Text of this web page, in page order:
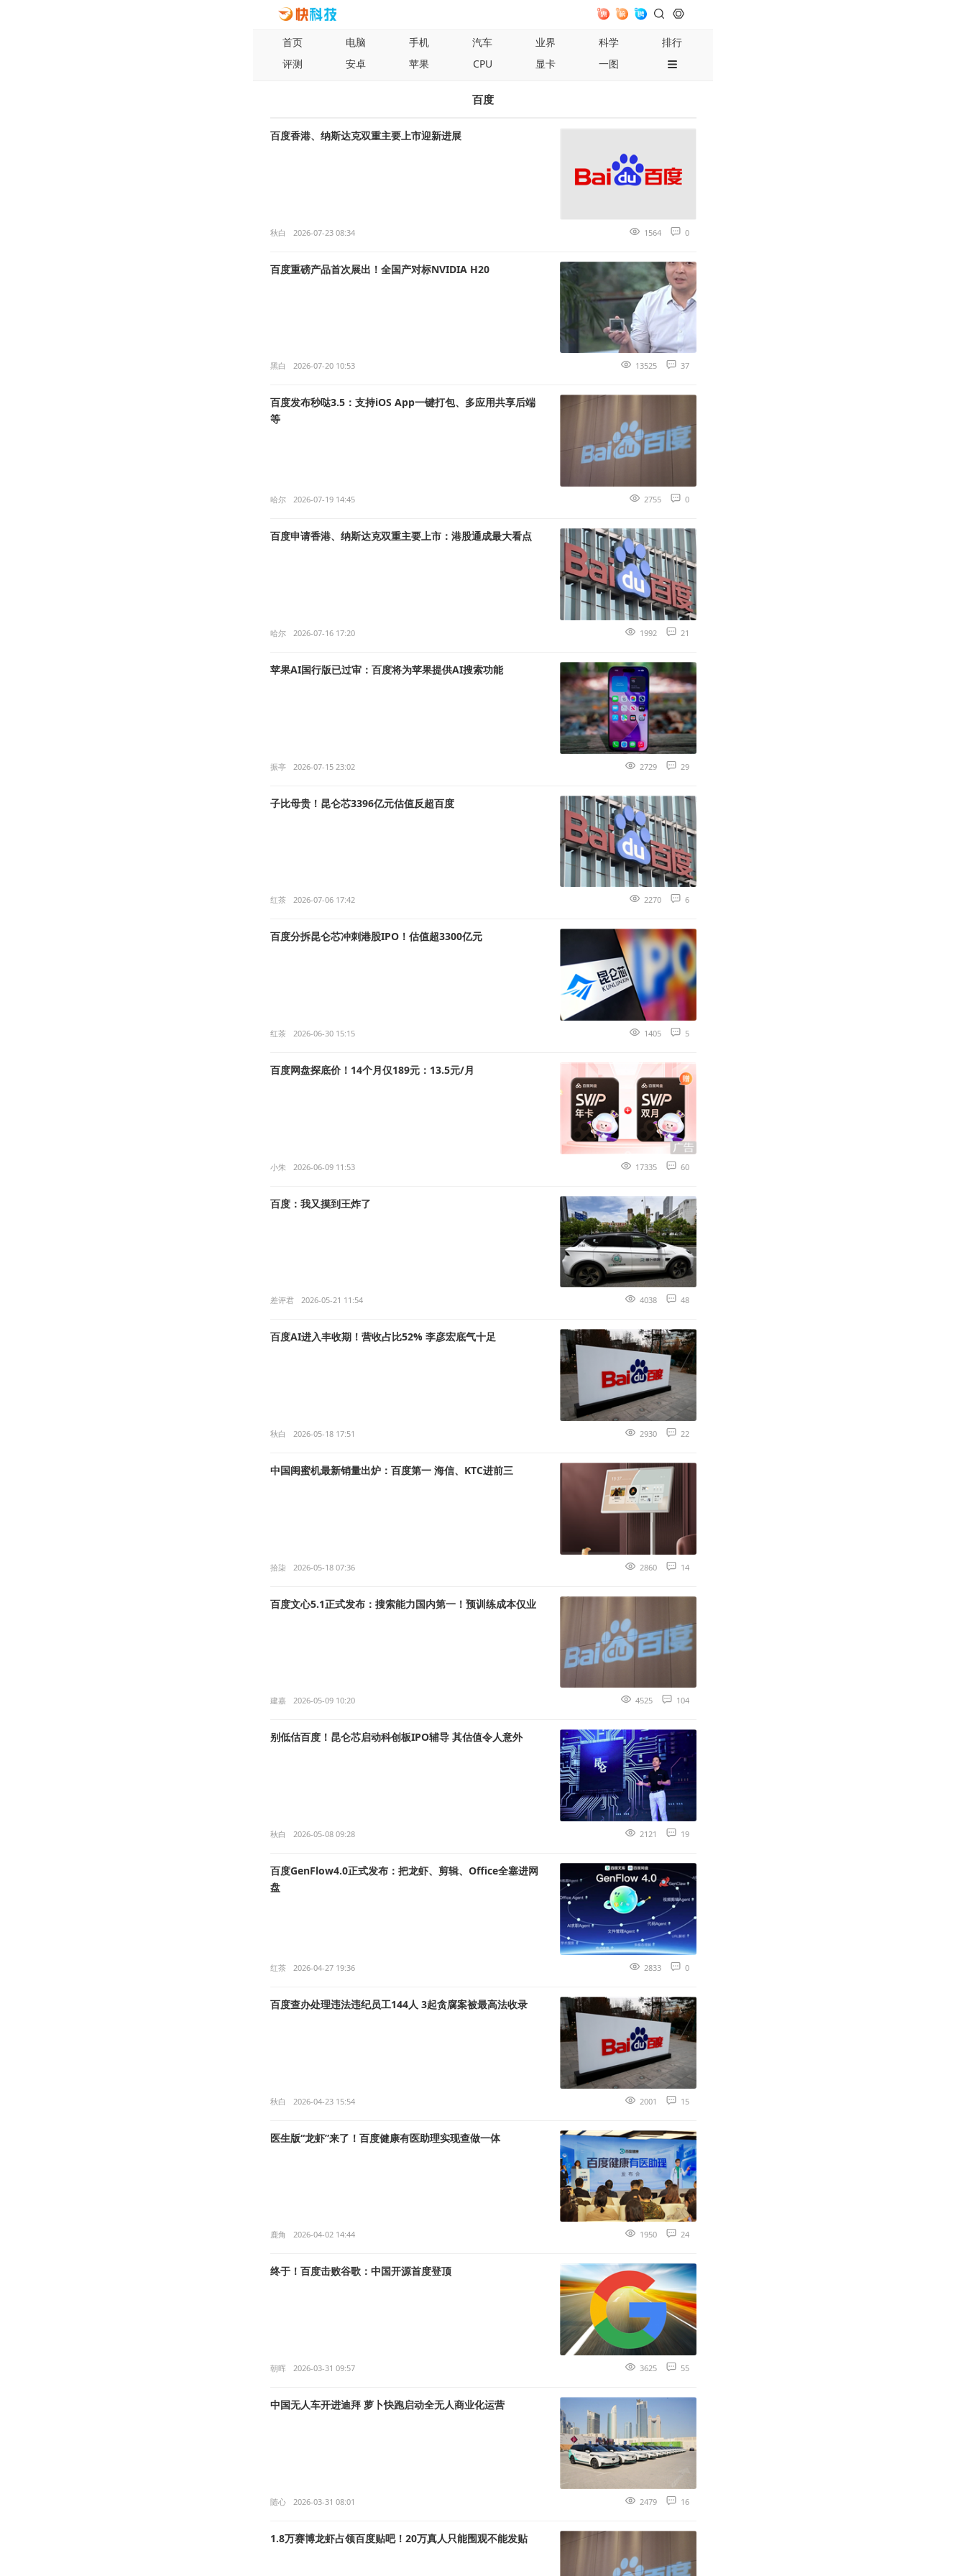
首页 电脑 手机 汽车 业界 科学
排行
评测
安卓 苹果 CPU 显卡 一图
百度
百度香港、纳斯达克双重主要上市迎新进展
秋白 2026-07-23 08:34 1564 0
百度重磅产品首次展出！全国产对标NVIDIA H20
黑白 2026-07-20 10:53 13525 37
百度发布秒哒3.5：支持iOS App一键打包、多应用共享后端
等
哈尔 2026-07-19 14:45 2755 0
百度申请香港、纳斯达克双重主要上市：港股通成最大看点
哈尔 2026-07-16 17:20 1992 21
苹果AI国行版已过审：百度将为苹果提供AI搜索功能
振亭 2026-07-15 23:02 2729 29
子比母贵！昆仑芯3396亿元估值反超百度
红茶 2026-07-06 17:42 2270 6
百度分拆昆仑芯冲刺港股IPO！估值超3300亿元
红茶 2026-06-30 15:15 1405 5
百度网盘探底价！14个月仅189元：13.5元/月
小朱 2026-06-09 11:53 17335 60
百度：我又摸到王炸了
差评君 2026-05-21 11:54 4038 48
百度AI进入丰收期！营收占比52% 李彦宏底气十足
秋白 2026-05-18 17:51 2930 22
中国闺蜜机最新销量出炉：百度第一 海信、KTC进前三
拾柒 2026-05-18 07:36 2860 14
百度文心5.1正式发布：搜索能力国内第一！预训练成本仅业
建嘉 2026-05-09 10:20 4525 104
别低估百度！昆仑芯启动科创板IPO辅导 其估值令人意外
秋白 2026-05-08 09:28 2121 19
百度GenFlow4.0正式发布：把龙虾、剪辑、Office全塞进网
盘
红茶 2026-04-27 19:36 2833 0
百度查办处理违法违纪员工144人 3起贪腐案被最高法收录
秋白 2026-04-23 15:54 2001 15
医生版“龙虾”来了！百度健康有医助理实现查做一体
鹿角 2026-04-02 14:44 1950 24
终于！百度击败谷歌：中国开源首度登顶
朝晖 2026-03-31 09:57 3625 55
中国无人车开进迪拜 萝卜快跑启动全无人商业化运营
随心 2026-03-31 08:01 2479 16
1.8万赛博龙虾占领百度贴吧！20万真人只能围观不能发贴